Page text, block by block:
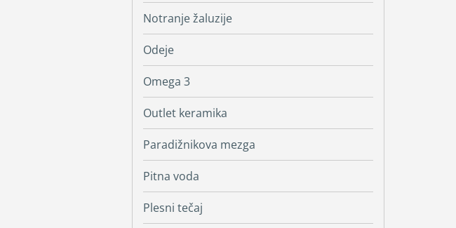
Notranje žaluzije
Odeje
Omega 3
Outlet keramika
Paradižnikova mezga
Pitna voda
Plesni tečaj